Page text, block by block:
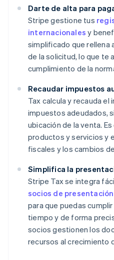
Darte de alta para
Stripe gestione tus
internacionales y
simplificado que
de la solicitud, lo que te
cumplimiento de la
Recaudar impuestos
Tax calcula y recauda
impuestos adeudados,
ubicación de la venta.
productos y servicios y
fiscales y los cambios
Simplifica la
Stripe Tax se integra
socios de
para que puedas
tiempo y de forma
socios gestionen los
recursos al crecimiento